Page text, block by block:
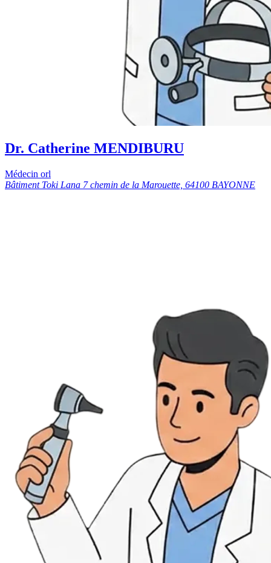
Dr. Catherine MENDIBURU
Médecin orl
Bâtiment Toki Lana 7 chemin de la Marouette, 64100 BAYONNE